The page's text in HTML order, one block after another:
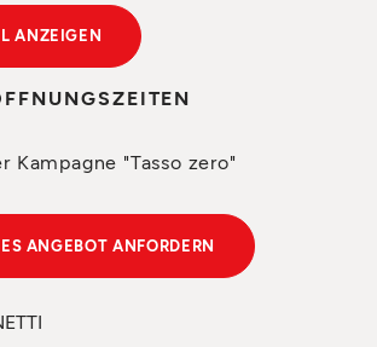
ANZEIGEN
Kampagne "Tasso zero"
ANGEBOT ANFORDERN